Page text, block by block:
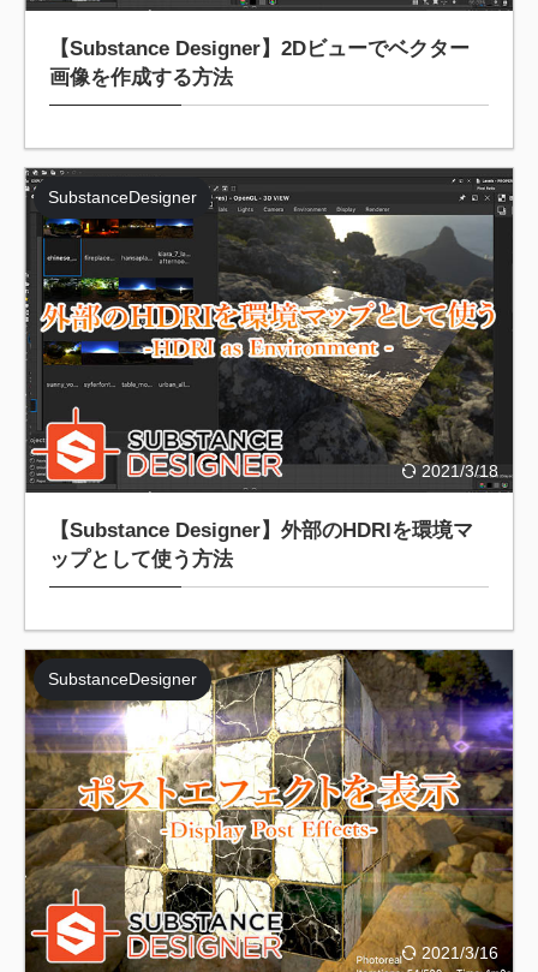
【Substance Designer】2Dビューでベクター
画像を作成する方法
2021/3/18
SubstanceDesigner
【Substance Designer】外部のHDRIを環境マ
ップとして使う方法
2021/3/16
SubstanceDesigner